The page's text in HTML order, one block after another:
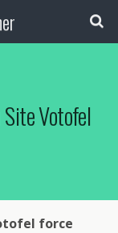
Votofel
force